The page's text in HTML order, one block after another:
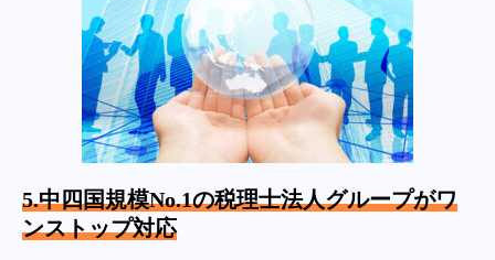
5.中四国規模No.1の税理士法人グループがワ
ンストップ対応